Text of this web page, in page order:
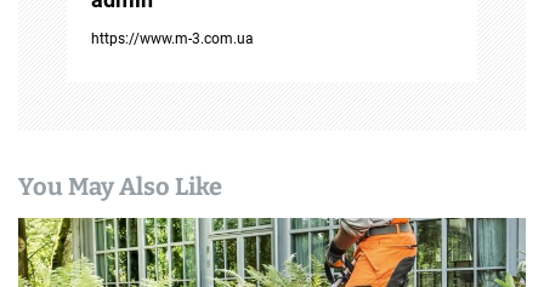
https://www.m-3.com.ua
You May Also Like